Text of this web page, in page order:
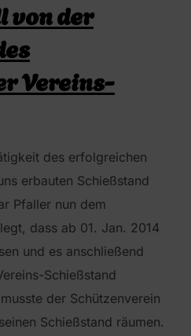
von der
Vereins-
des erfolgreichen
erbauten Schießstand
Pfaller nun dem
dass ab 01. Jan. 2014
und es anschließend
Schießstand
der Schützenverein
Schießstand räumen.